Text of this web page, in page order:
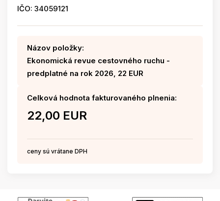
IČO: 34059121
Názov položky:
Ekonomická revue cestovného ruchu -
predplatné na rok 2026, 22 EUR
Celková hodnota fakturovaného plnenia:
22,00 EUR
ceny sú vrátane DPH